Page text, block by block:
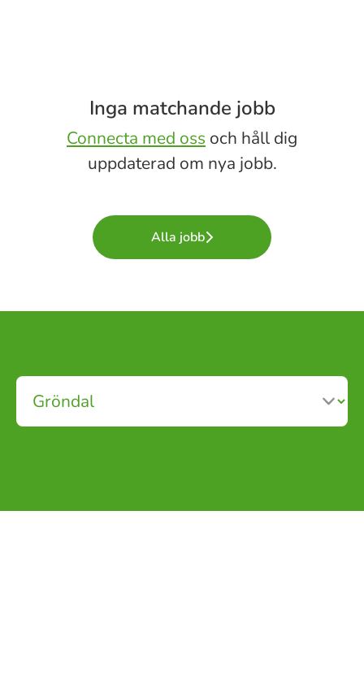
Inga matchande jobb
Connecta med oss och håll dig
uppdaterad om nya jobb.
Alla jobb